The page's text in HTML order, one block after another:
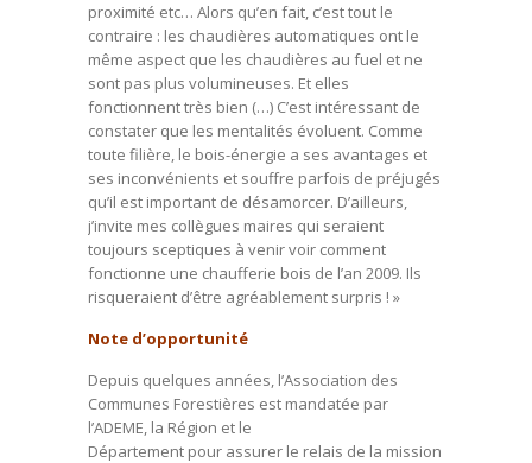
proximité etc… Alors qu’en fait, c’est tout le
contraire : les chaudières automatiques ont le
même aspect que les chaudières au fuel et ne
sont pas plus volumineuses. Et elles
fonctionnent très bien (…) C’est intéressant de
constater que les mentalités évoluent. Comme
toute filière, le bois-énergie a ses avantages et
ses inconvénients et souffre parfois de préjugés
qu’il est important de désamorcer. D’ailleurs,
j’invite mes collègues maires qui seraient
toujours sceptiques à venir voir comment
fonctionne une chaufferie bois de l’an 2009. Ils
risqueraient d’être agréablement surpris ! »
Note d’opportunité
Depuis quelques années, l’Association des
Communes Forestières est mandatée par
l’ADEME, la Région et le
Département pour assurer le relais de la mission